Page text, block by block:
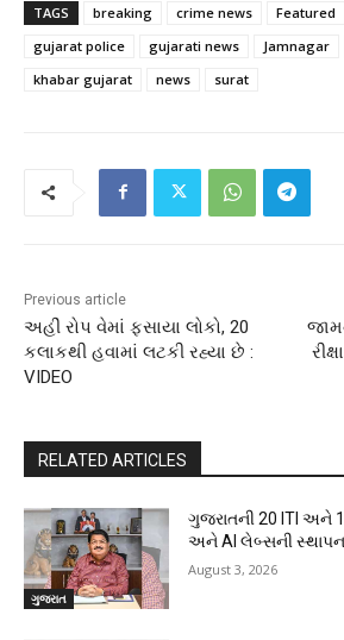
TAGS breaking crime news Featured
gujarat police
gujarati news Jamnagar
khabar gujarat
news surat
Previous article
અહીં રોપ વેમાં ફસાયા લોકો, 20
કલાકથી હવામાં લટકી રહ્યા છે :
VIDEO
RELATED ARTICLES
ગુજરાત
ગુજરાતની 20 ITI અને
અને AI લેબ્સની
August 3, 2026